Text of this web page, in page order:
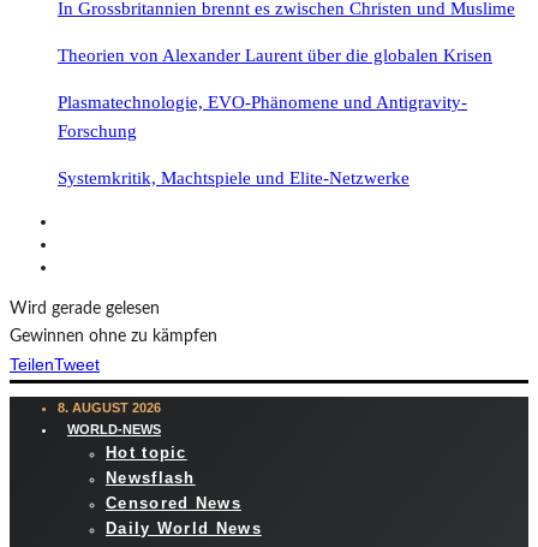
In Grossbritannien brennt es zwischen Christen und Muslime
Theorien von Alexander Laurent über die globalen Krisen
Plasmatechnologie, EVO-Phänomene und Antigravity-
Forschung
Systemkritik, Machtspiele und Elite-Netzwerke
Wird gerade gelesen
Gewinnen ohne zu kämpfen
TeilenTweet
8. AUGUST 2026
WORLD-NEWS
Hot topic
Newsflash
Censored News
Daily World News